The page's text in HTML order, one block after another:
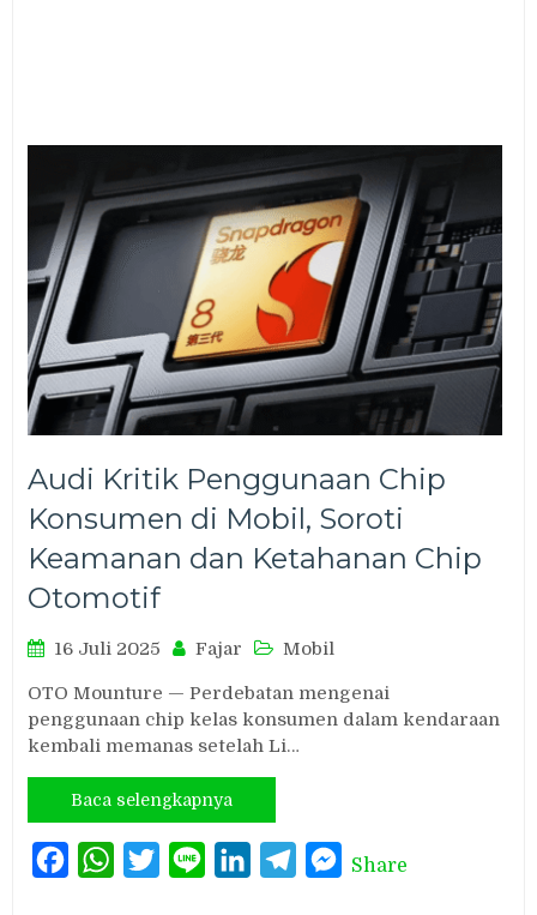
Audi Kritik Penggunaan Chip
Konsumen di Mobil, Soroti
Keamanan dan Ketahanan Chip
Otomotif
16 Juli 2025 Fajar Mobil
OTO Mounture — Perdebatan mengenai
penggunaan chip kelas konsumen dalam kendaraan
kembali memanas setelah Li…
Baca selengkapnya
FacebookWhatsAppTwitterLine LinkedInTelegramMessenger
Share